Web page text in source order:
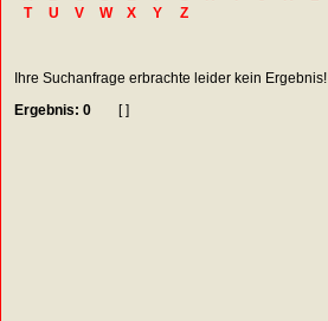
T
U V W X Y Z
Ihre Suchanfrage erbrachte leider kein Ergebnis!
Ergebnis: 0
[ ]